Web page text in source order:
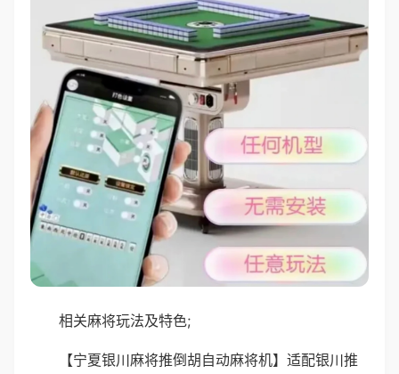
相关麻将玩法及特色;
【宁夏银川麻将推倒胡自动麻将机】适配银川推